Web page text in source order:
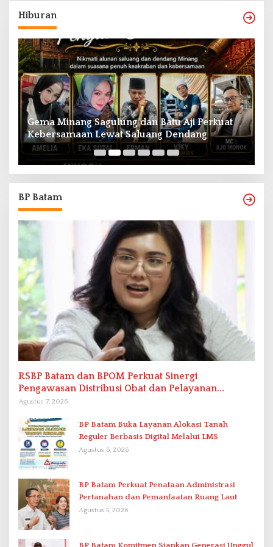
Hiburan
Gema Minang Sagulung dan Batu Aji Perkuat
Kebersamaan Lewat Saluang Dendang
BP Batam
RSBP Batam dan BPOM Perkuat Sinergi
Pengawasan Distribusi Obat dan Pelayanan
Kefarmasian
Agustus 7, 2026
BP Batam Buka Layanan Alokasi Tanah
Reguler Berbasis Digital Melalui LMS
Agustus 6, 2026
BP Batam Perkuat Penataan Administrasi
Pertanahan dan Pemanfaatan Ruang Laut
Agustus 5, 2026
BP Batam Komitmen Siapkan Generasi Unggul